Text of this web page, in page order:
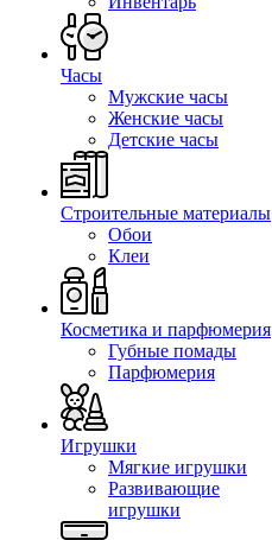
Часы
Мужские часы
Женские часы
Детские часы
Строительные материалы
Обои
Клеи
Косметика и парфюмерия
Губные помады
Парфюмерия
Игрушки
Мягкие игрушки
Развивающие
игрушки